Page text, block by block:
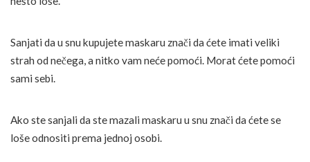
Sanjati da u snu kupujete maskaru znači da ćete imati veliki
strah od nečega, a nitko vam neće pomoći. Morat ćete pomoći
sami sebi.
Ako ste sanjali da ste mazali maskaru u snu znači da ćete se
loše odnositi prema jednoj osobi.